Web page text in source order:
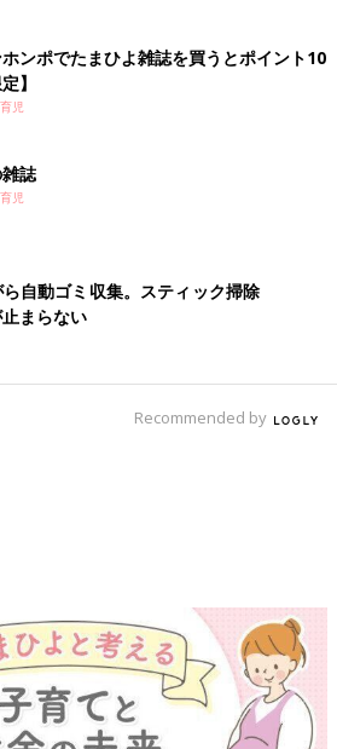
ンポでたまひよ雑誌を買うとポイント10
】
児
誌
児
自動ゴミ収集。スティック掃除
まらない
Recommended by